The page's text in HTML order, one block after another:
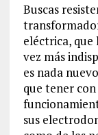
Buscas
eléctrica, que
vez más
es nada
que tener
sus